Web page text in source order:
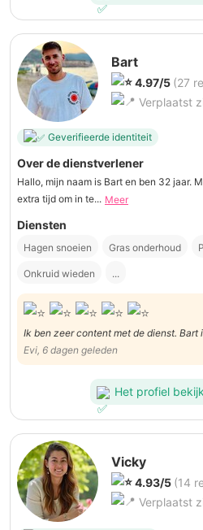
Bart
4.97/5 (27
Verplaatst
Geverifieerde identiteit
Over de dienstverlener
Hallo, mijn naam is Bart en ben 32 jaar.
extra tijd om in te... Meer
Diensten
Hagen snoeien Gras onderhoud
Onkruid wieden ...
Ik ben zeer content met de dienst.
hardwerkend en zorgt ervoor dat hij
Evi, 6 dagen geleden
Het profiel
Vicky
4.93/5 (14
Verplaatst